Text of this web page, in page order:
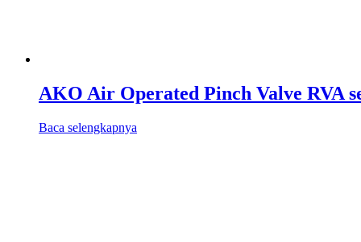
AKO Air Operated Pinch Valve RVA
Baca selengkapnya